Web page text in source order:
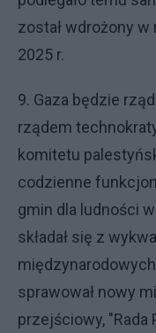
został wdrożony
2025 r.
9. Gaza będzie
rządem
komitetu
codzienne
gmin dla ludności
składał się z
sprawował nowy
przejściowy, "Rada